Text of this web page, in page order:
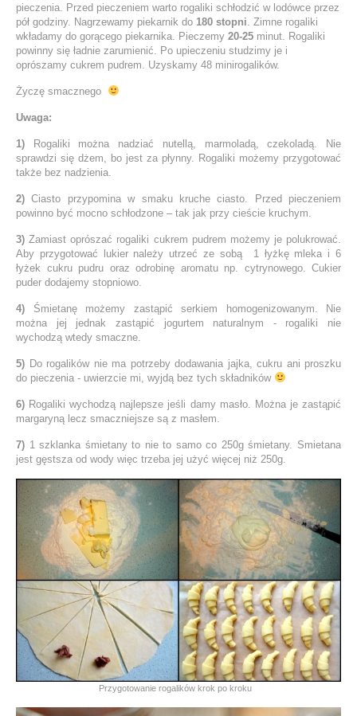
pieczenia. Przed pieczeniem warto rogaliki schłodzić w lodówce przez
pół godziny. Nagrzewamy piekarnik do 180 stopni . Zimne rogaliki
wkładamy do gorącego piekarnika. Pieczemy 20-25 minut. Rogaliki
powinny się ładnie zarumienić. Po upieczeniu studzimy je i
oprószamy cukrem pudrem. Uzyskamy 48 minirogalików.
Życzę smacznego
Uwaga:
1) Rogaliki można nadziać nutellą, marmoladą, czekoladą. Nie
sprawdzi się dżem, bo jest za płynny. Rogaliki możemy przygotować
także bez nadzienia.
2) Ciasto przypomina w smaku kruche ciasto. Przed pieczeniem
powinno być mocno schłodzone – tak jak przy cieście kruchym.
3) Zamiast oprószać rogaliki cukrem pudrem możemy je polukrować.
Aby przygotować lukier należy utrzeć ze sobą 1 łyżkę mleka i 6
łyżek cukru pudru oraz odrobinę aromatu np. cytrynowego. Cukier
puder dodajemy stopniowo.
4) Śmietanę możemy zastąpić serkiem homogenizowanym. Nie
można jej jednak zastąpić jogurtem naturalnym - rogaliki nie
wychodzą wtedy smaczne.
5) Do rogalików nie ma potrzeby dodawania jajka, cukru ani proszku
do pieczenia - uwierzcie mi, wyjdą bez tych składników
6) Rogaliki wychodzą najlepsze jeśli damy masło. Można je zastąpić
margaryną lecz smaczniejsze są z masłem.
7) 1 szklanka śmietany to nie to samo co 250g śmietany. Smietana
jest gęstsza od wody więc trzeba jej użyć więcej niż 250g.
Przygotowanie rogalików krok po kroku